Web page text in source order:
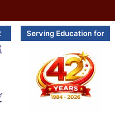
Serving Education for